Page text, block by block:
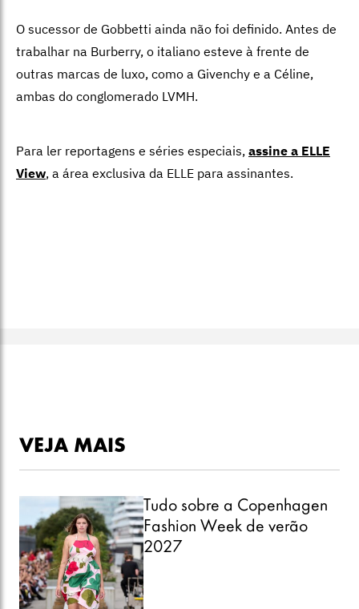
O sucessor de Gobbetti ainda não foi definido. Antes de
trabalhar na Burberry, o italiano esteve à frente de
outras marcas de luxo, como a Givenchy e a Céline,
ambas do conglomerado LVMH.
Para ler reportagens e séries especiais, assine a ELLE
View, a área exclusiva da ELLE para assinantes.
VEJA MAIS
Tudo sobre a Copenhagen
Fashion Week de verão
2027